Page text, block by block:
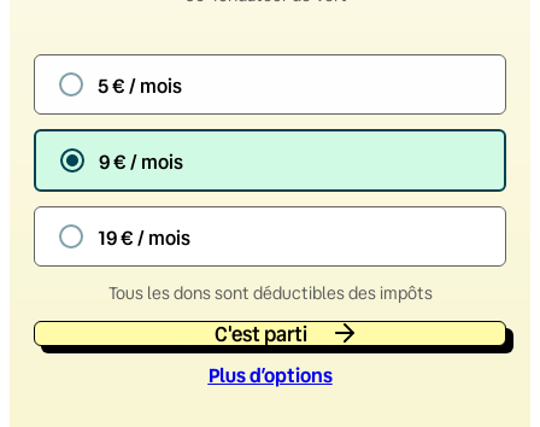
5 € / mois
9 € / mois
19 € / mois
Tous les dons sont déductibles des impôts
C'est parti
Plus d’options